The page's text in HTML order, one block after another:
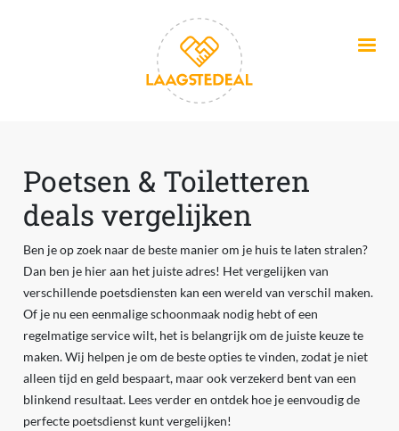
Poetsen & Toiletteren
deals vergelijken
Ben je op zoek naar de beste manier om je huis te laten stralen?
Dan ben je hier aan het juiste adres! Het vergelijken van
verschillende poetsdiensten kan een wereld van verschil maken.
Of je nu een eenmalige schoonmaak nodig hebt of een
regelmatige service wilt, het is belangrijk om de juiste keuze te
maken. Wij helpen je om de beste opties te vinden, zodat je niet
alleen tijd en geld bespaart, maar ook verzekerd bent van een
blinkend resultaat. Lees verder en ontdek hoe je eenvoudig de
perfecte poetsdienst kunt vergelijken!